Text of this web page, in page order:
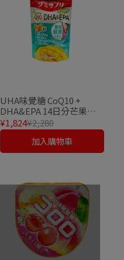
UHA味覺糖 CoQ10 +
DHA&EPA 14日分芒果味
28粒
¥1,824¥2,280
加入購物車